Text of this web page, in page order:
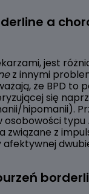
a
jest
z innymi
że BPD to
się
hipomanii).
osobowości typu
związane z